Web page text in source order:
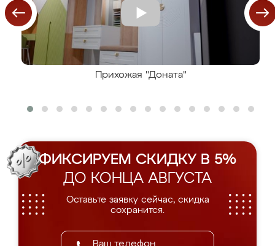
Прихожая "Доната"
ФИКСИРУЕМ СКИДКУ В 5%
ДО КОНЦА АВГУСТА
Оставьте заявку сейчас, скидка
сохранится.